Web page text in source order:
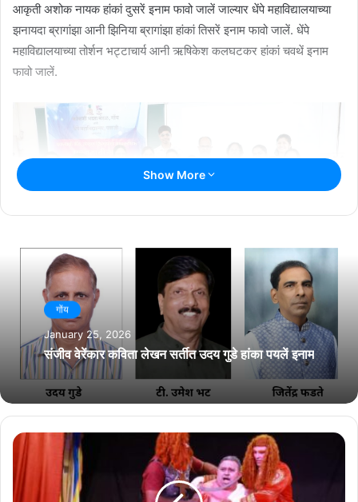
आकृती अशोक नायक हांकां दुसरें इनाम फावो जालें जाल्यार धेंपे महाविद्यालयाच्या
झनायदा ब्रागांझा आनी झिनिया ब्रागांझा हांकां तिसरें इनाम फावो जालें. धेंपे
महाविद्यालयाच्या तोर्शन भट्टाचार्य आनी ऋषिकेश कलघटकर हांकां चवथें इनाम
फावो जालें.
सर्तीच्या समारोप सुवाळ्याक गोवन वार्ता दिसाळ्याचे संपादक पांडुरंग गांवकार हे मुखेल
सोयरे म्हूण हजर आशिल्ले. कोंकणी भाशा मंडळाची ही सर्त आयज गोंयातली एक
मॉडेल सर्त जाल्या. ह्या सर्तींतल्यान जिपीएससी तशेंच हेर परिक्षांचीय तयारी जावं येता.
ह्या सर्तींत विचारील्ल्या कांय प्रस्नांच्यो जापो आपले खातीर लेगीत कठीण आशिल्ल्यो
अशें म्हणत तांणी आयोजकांक परबीं भेटयली.
राश्ट्रीय नाट्य महोत्सवात सादर जातलें ‘देश राग’
July 13, 2026
Show More
गोंय
January 25, 2026
संजीव वेरेंकार कविता लेखन सर्तीत उदय गुडे हांका पयलें इनाम